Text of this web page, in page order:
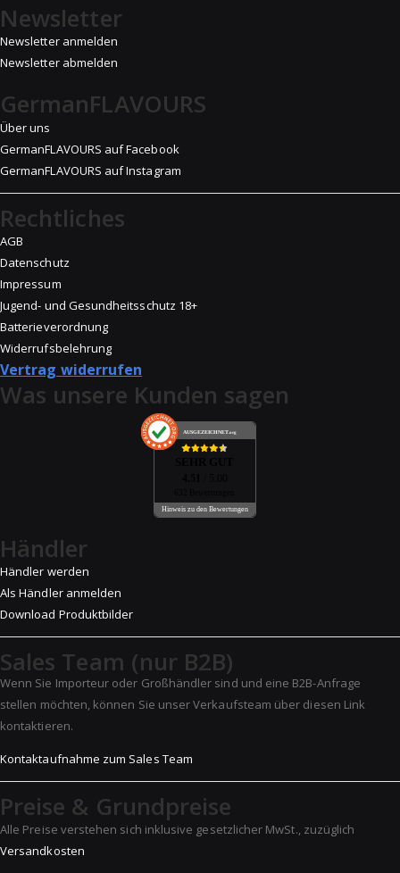
Newsletter
Newsletter anmelden
Newsletter abmelden
GermanFLAVOURS
Über uns
GermanFLAVOURS auf Facebook
GermanFLAVOURS auf Instagram
Rechtliches
AGB
Datenschutz
Impressum
Jugend- und Gesundheitsschutz 18+
Batterieverordnung
Widerrufsbelehrung
Vertrag widerrufen
Was unsere Kunden sagen
AUSGEZEICHNET.org
Hinweis zu den Bewertungen
Händler
Händler werden
Als Händler anmelden
Download Produktbilder
Sales Team (nur B2B)
Wenn Sie Importeur oder Großhändler sind und eine B2B-Anfrage
stellen möchten, können Sie unser Verkaufsteam über diesen Link
kontaktieren.
Kontaktaufnahme zum Sales Team
Preise & Grundpreise
Alle Preise verstehen sich inklusive gesetzlicher MwSt., zuzüglich
Versandkosten